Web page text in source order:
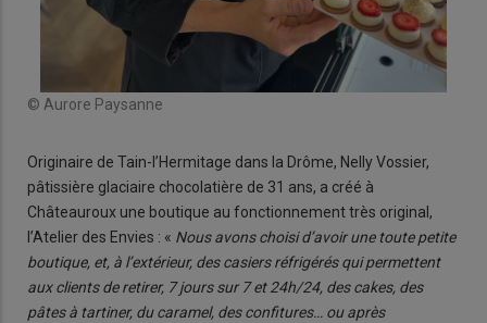
© Aurore Paysanne
Originaire de Tain-l’Hermitage dans la Drôme, Nelly Vossier,
pâtissière glaciaire chocolatière de 31 ans, a créé à
Châteauroux une boutique au fonctionnement très original,
l’Atelier des Envies : « Nous avons choisi d’avoir une toute petite
boutique, et, à l’extérieur, des casiers réfrigérés qui permettent
aux clients de retirer, 7 jours sur 7 et 24h/24, des cakes, des
pâtes à tartiner, du caramel, des confitures… ou après